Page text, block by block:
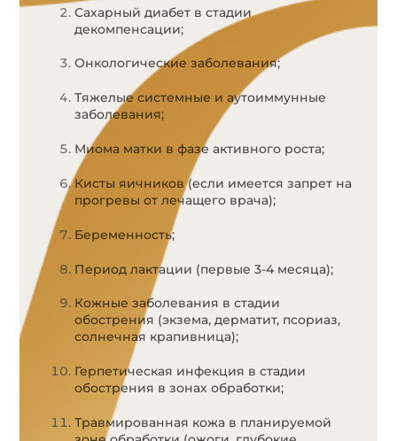
Сахарный диабет в стадии
декомпенсации;
Онкологические заболевания;
Тяжелые системные и аутоиммунные
заболевания;
Миома матки в фазе активного роста;
Кисты яичников (если имеется запрет на
прогревы от лечащего врача);
Беременность;
Период лактации (первые 3-4 месяца);
Кожные заболевания в стадии
обострения (экзема, дерматит, псориаз,
солнечная крапивница);
Герпетическая инфекция в стадии
обострения в зонах обработки;
Травмированная кожа в планируемой